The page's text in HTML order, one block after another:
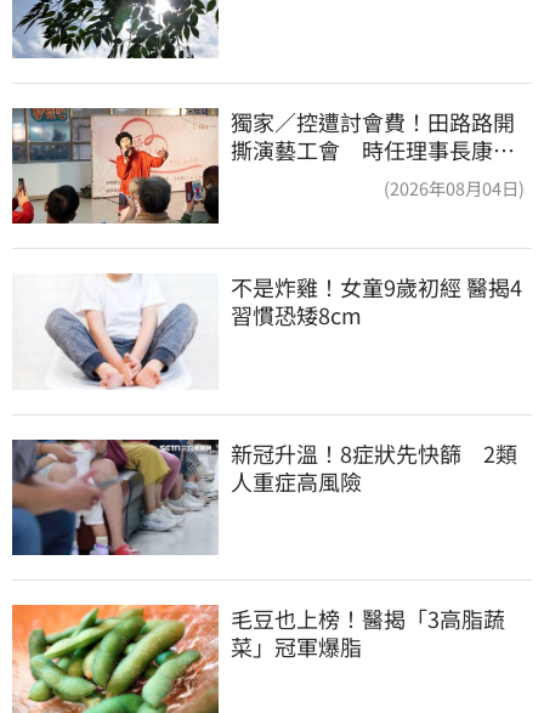
獨家／控遭討會費！田路路開
撕演藝工會 時任理事長康凱
(2026年08月04日)
不是炸雞！女童9歲初經 醫揭4
習慣恐矮8cm
新冠升溫！8症狀先快篩　2類
人重症高風險
毛豆也上榜！醫揭「3高脂蔬
菜」冠軍爆脂